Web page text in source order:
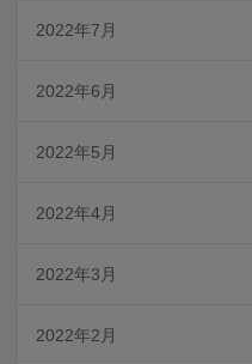
2022年7月
2022年6月
2022年5月
2022年4月
2022年3月
2022年2月